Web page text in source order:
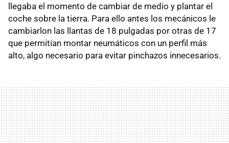
llegaba el momento de cambiar de medio y plantar el
coche sobre la tierra. Para ello antes los mecánicos le
cambiarlon las llantas de 18 pulgadas por otras de 17
que permitían montar neumáticos con un perfil más
alto, algo necesario para evitar pinchazos innecesarios.